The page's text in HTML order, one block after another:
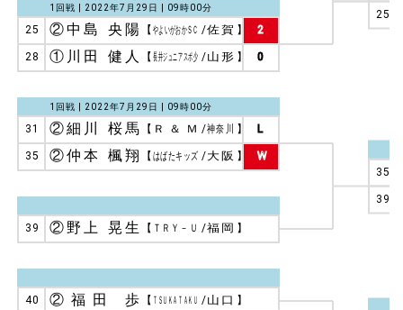
25
35
39
1回戦 | 2022年7月29日 | 09時00分
2
25 ②中島 央陽 【 やよいがおかＳＣ /佐賀 】
0
28 ①川田 健人 【 長井ジュニアスポ少 /山形 】
1回戦 | 2022年7月29日 | 09時00分
L
31 ②細川 桜馬 【 Ｒ ＆ Ｍ /神奈川 】
W
35 ②仲本 楓翔 【 はばたキッズ /大阪 】
39 ②野上 晃生 【 ＴＲＹ－Ｕ /福岡 】
40 ②福田 歩 【 ＴＳＵＫＡＴＡＫＵ /山口 】